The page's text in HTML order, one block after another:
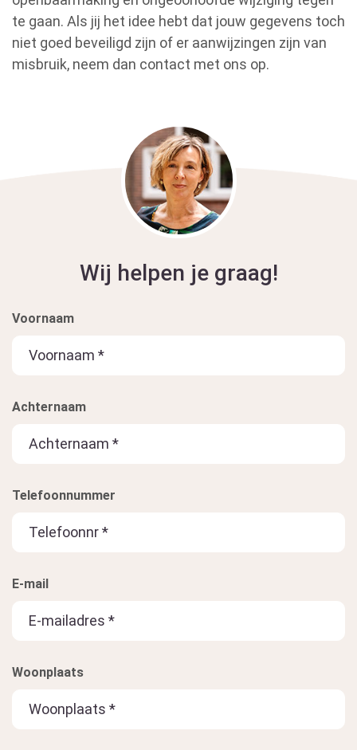
te gaan. Als jij het idee hebt dat jouw gegevens toch
niet goed beveiligd zijn of er aanwijzingen zijn van
misbruik, neem dan contact met ons op.
Wij helpen je graag!
Voornaam
Achternaam
Telefoonnummer
E-mail
Woonplaats